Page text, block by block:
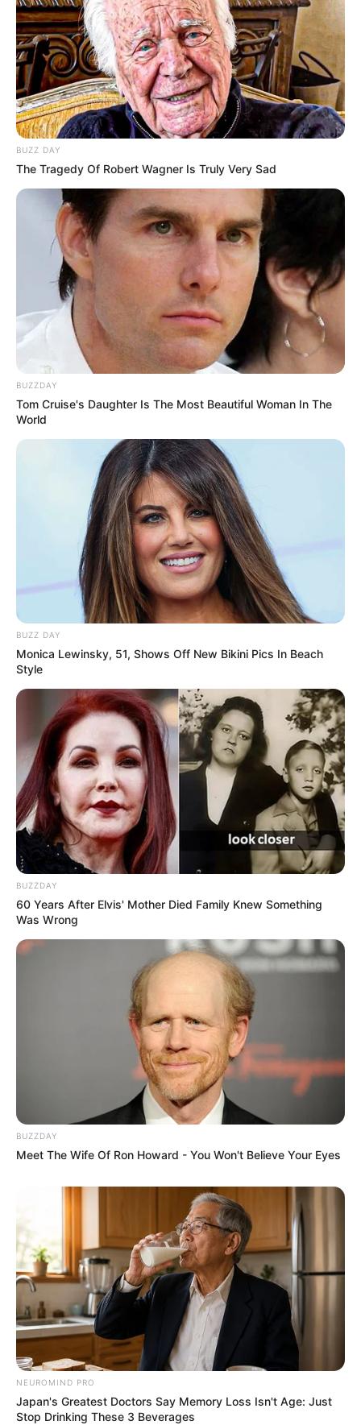
BUZZ DAY
The Tragedy Of Robert Wagner Is Truly Very Sad
BUZZDAY
Tom Cruise's Daughter Is The Most Beautiful Woman In The
World
BUZZ DAY
Monica Lewinsky, 51, Shows Off New Bikini Pics In Beach
Style
BUZZDAY
60 Years After Elvis' Mother Died Family Knew Something
Was Wrong
BUZZDAY
Meet The Wife Of Ron Howard - You Won't Believe Your Eyes
NEUROMIND PRO
Japan's Greatest Doctors Say Memory Loss Isn't Age: Just
Stop Drinking These 3 Beverages